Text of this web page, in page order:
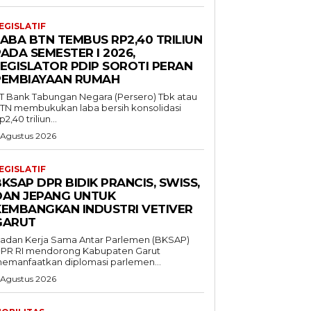
BTN TEMBUS RP2,40 TRILIUN
SEMESTER I 2026,
PDIP SOROTI PERAN
RUMAH
Bank Tabungan Negara (Persero) Tbk atau
membukukan laba bersih konsolidasi
triliun...
2026
DPR BIDIK PRANCIS, SWISS,
JEPANG UNTUK
INDUSTRI VETIVER
Kerja Sama Antar Parlemen (BKSAP)
RI mendorong Kabupaten Garut
diplomasi parlemen...
2026